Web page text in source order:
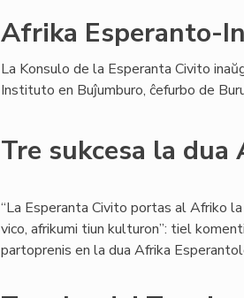
Afrika Esperanto-
La Konsulo de la Esperanta Civito
Instituto en Buĵumburo, ĉefurbo de
Tre sukcesa la dua
“La Esperanta Civito portas al Afriko
vico, afrikumi tiun kulturon”: tiel
partoprenis en la dua Afrika